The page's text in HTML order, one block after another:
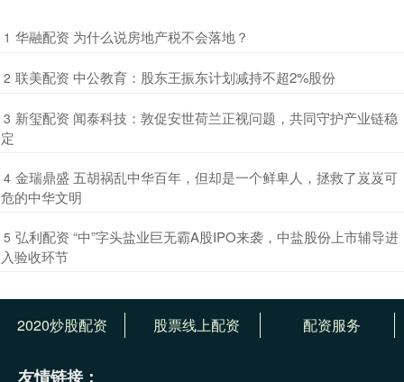
1 ​华融配资 为什么说房地产税不会落地？
2 ​联美配资 中公教育：股东王振东计划减持不超2%股份
3 ​新玺配资 闻泰科技：敦促安世荷兰正视问题，共同守护产业链稳
定
4 ​金瑞鼎盛 五胡祸乱中华百年，但却是一个鲜卑人，拯救了岌岌可
危的中华文明
5 ​弘利配资 “中”字头盐业巨无霸A股IPO来袭，中盐股份上市辅导进
入验收环节
2020炒股配资 股票线上配资 配资服务
友情链接：